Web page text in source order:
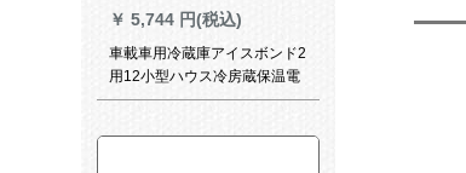
￥ 5,744 円(税込)
車載車用冷蔵庫アイスボンド2
用12小型ハウス冷房蔵保温電
気20 L大容量220 v+12車両用